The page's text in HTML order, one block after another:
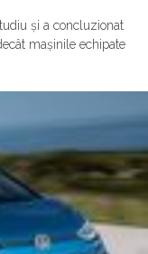
și a concluzionat
mașinile echipate